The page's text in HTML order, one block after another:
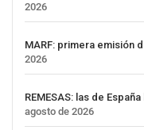
2026
MARF: primera emisión
2026
REMESAS: las de
agosto de 2026